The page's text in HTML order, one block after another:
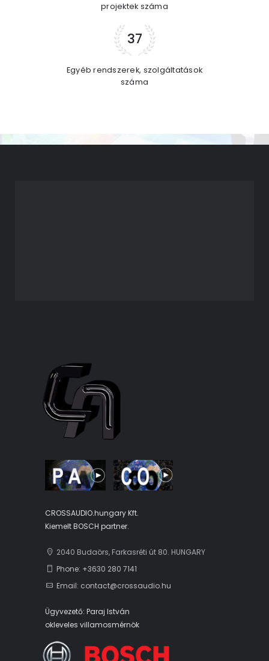
projektek száma
37
Egyéb rendszerek, szolgáltatások
száma
CROSSAUDIO.hungary Kft.
Kiemelt BOSCH partner.
2040 Budaörs, Farkasréti út 80. HUNGARY
Phone: +3630 280 7141
Email: contact@crossaudio.hu
Ügyvezető: Paraj István
okleveles villamosmérnök